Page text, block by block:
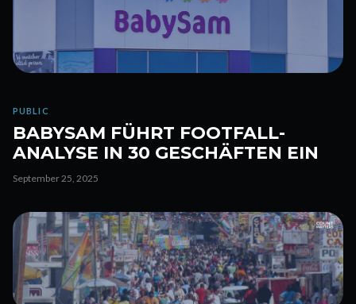
PUBLIC
BABYSAM FÜHRT FOOTFALL-
ANALYSE IN 30 GESCHÄFTEN EIN
September 25, 2025